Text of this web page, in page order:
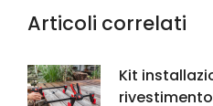
Articoli correlati
Kit